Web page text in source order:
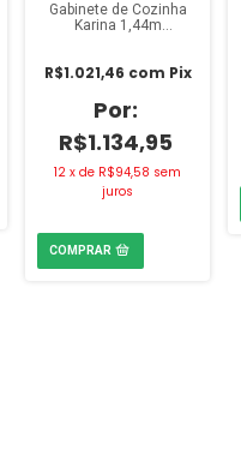
Gabinete de Cozinha
Karina 1,44m
R$1.134,95
R$1.021,46 com Pix
12 x de R$94,58 sem
juros